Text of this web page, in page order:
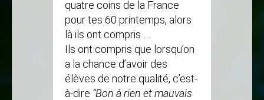
quatre coins de la France
pour tes 60 printemps, alors
là ils ont compris ….
Ils ont compris que lorsqu’on
a la chance d’avoir des
élèves de notre qualité, c’est-
à-dire “Bon à rien et mauvais